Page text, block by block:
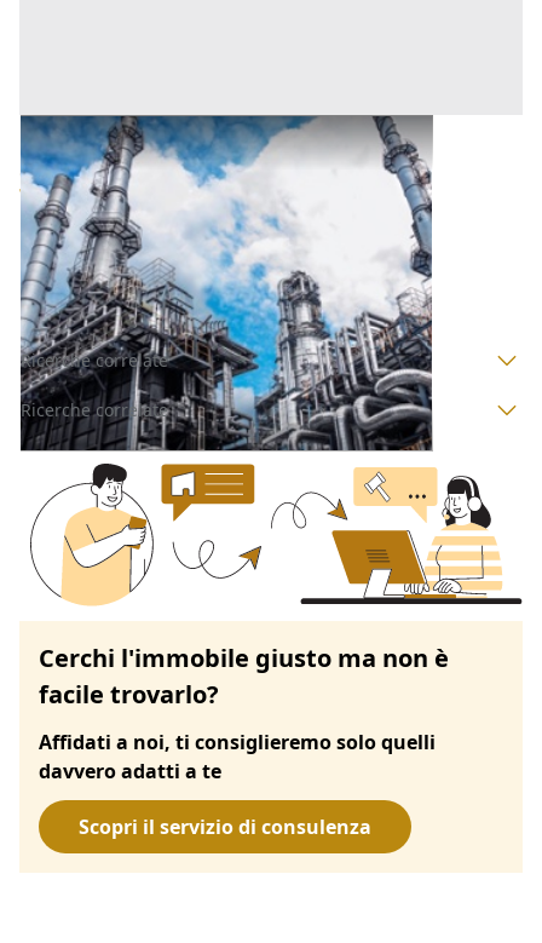
Opificio Industriale all'asta a Novara
San Nazzaro Sesia (Novara)
Offerta minima
72.000 € 96.000 €
Codice asta:AV3112344
Asta chiusa
Ricerche correlate
Ricerche correlate
Cerchi l'immobile giusto ma non è
facile trovarlo?
Affidati a noi, ti consiglieremo solo quelli
davvero adatti a te
Scopri il servizio di consulenza